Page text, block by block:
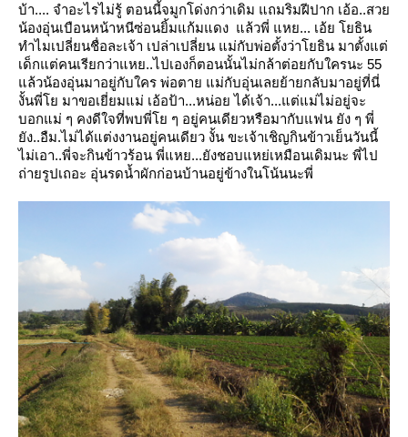
บ้า.... จำอะไรไม่รู้ ตอนนี้จมูกโด่งกว่าเดิม แถมริมฝีปาก เอ้อ..สว
น้องอุ่นเบือนหน้าหนีซ่อนยิ้มแก้มแดง ล้วพี่ แหย... เอ้ย โยธิน
ทำไมเปลี่ยนชื่อละเจ้า เปล่าเปลี่ยน แม่กับพ่อตั้งว่าโยธิน มาตั้งแต่
เด็กแต่คนเรียกว่าแหย..ไปเองก็ตอนนั้นไม่กล้าต่อยกับใครนะ 55
ล้วน้องอุ่นมาอยู่กับใคร พ่อตาย แม่กับอุ่นเลยย้ายกลับมาอยู่ที่นี่
งั้นพี่โย มาขอเยี่ยมแม่ เอ้อป้า...หน่อ ได้เจ้า...แต่แม่ไม่อยู่จะ
บอกแม่ ๆ คงดีใจที่พบพี่โย ๆ อยู่คนเดียวหรือมากับแฟน ัง ๆ พี่
ัง..อืม.ไม่ได้แต่งงานอยู่คนเดียว งั้น ขะเจ้าเชิญกินข้าวเย็นวันนี้
ไม่เอา..พี่จะกินข้าวร้อน พี่แหย...ยังชอบแหย่เหมือนเดิมนะ พี่ไป
ถ่ายรูปเถอะ อุ่นรดน้ำผักก่อนบ้านอยู่ข้างในโน้นนะพี่